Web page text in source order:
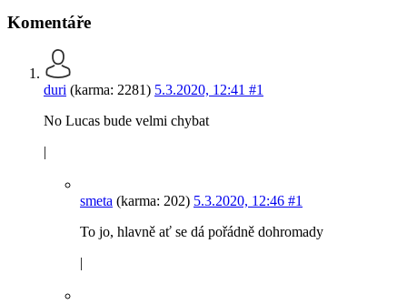
Komentáře
duri (karma: 2281) 5.3.2020, 12:41 #1
No Lucas bude velmi chybat
|
smeta (karma: 202) 5.3.2020, 12:46 #1
To jo, hlavně ať se dá pořádně dohromady
|